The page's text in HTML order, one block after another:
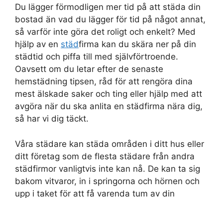
Du lägger förmodligen mer tid på att städa din
bostad än vad du lägger för tid på något annat,
så varför inte göra det roligt och enkelt? Med
hjälp av en städfirma kan du skära ner på din
städtid och piffa till med självförtroende.
Oavsett om du letar efter de senaste
hemstädning tipsen, råd för att rengöra dina
mest älskade saker och ting eller hjälp med att
avgöra när du ska anlita en städfirma nära dig,
så har vi dig täckt.
Våra städare kan städa områden i ditt hus eller
ditt företag som de flesta städare från andra
städfirmor vanligtvis inte kan nå. De kan ta sig
bakom vitvaror, in i springorna och hörnen och
upp i taket för att få varenda tum av din